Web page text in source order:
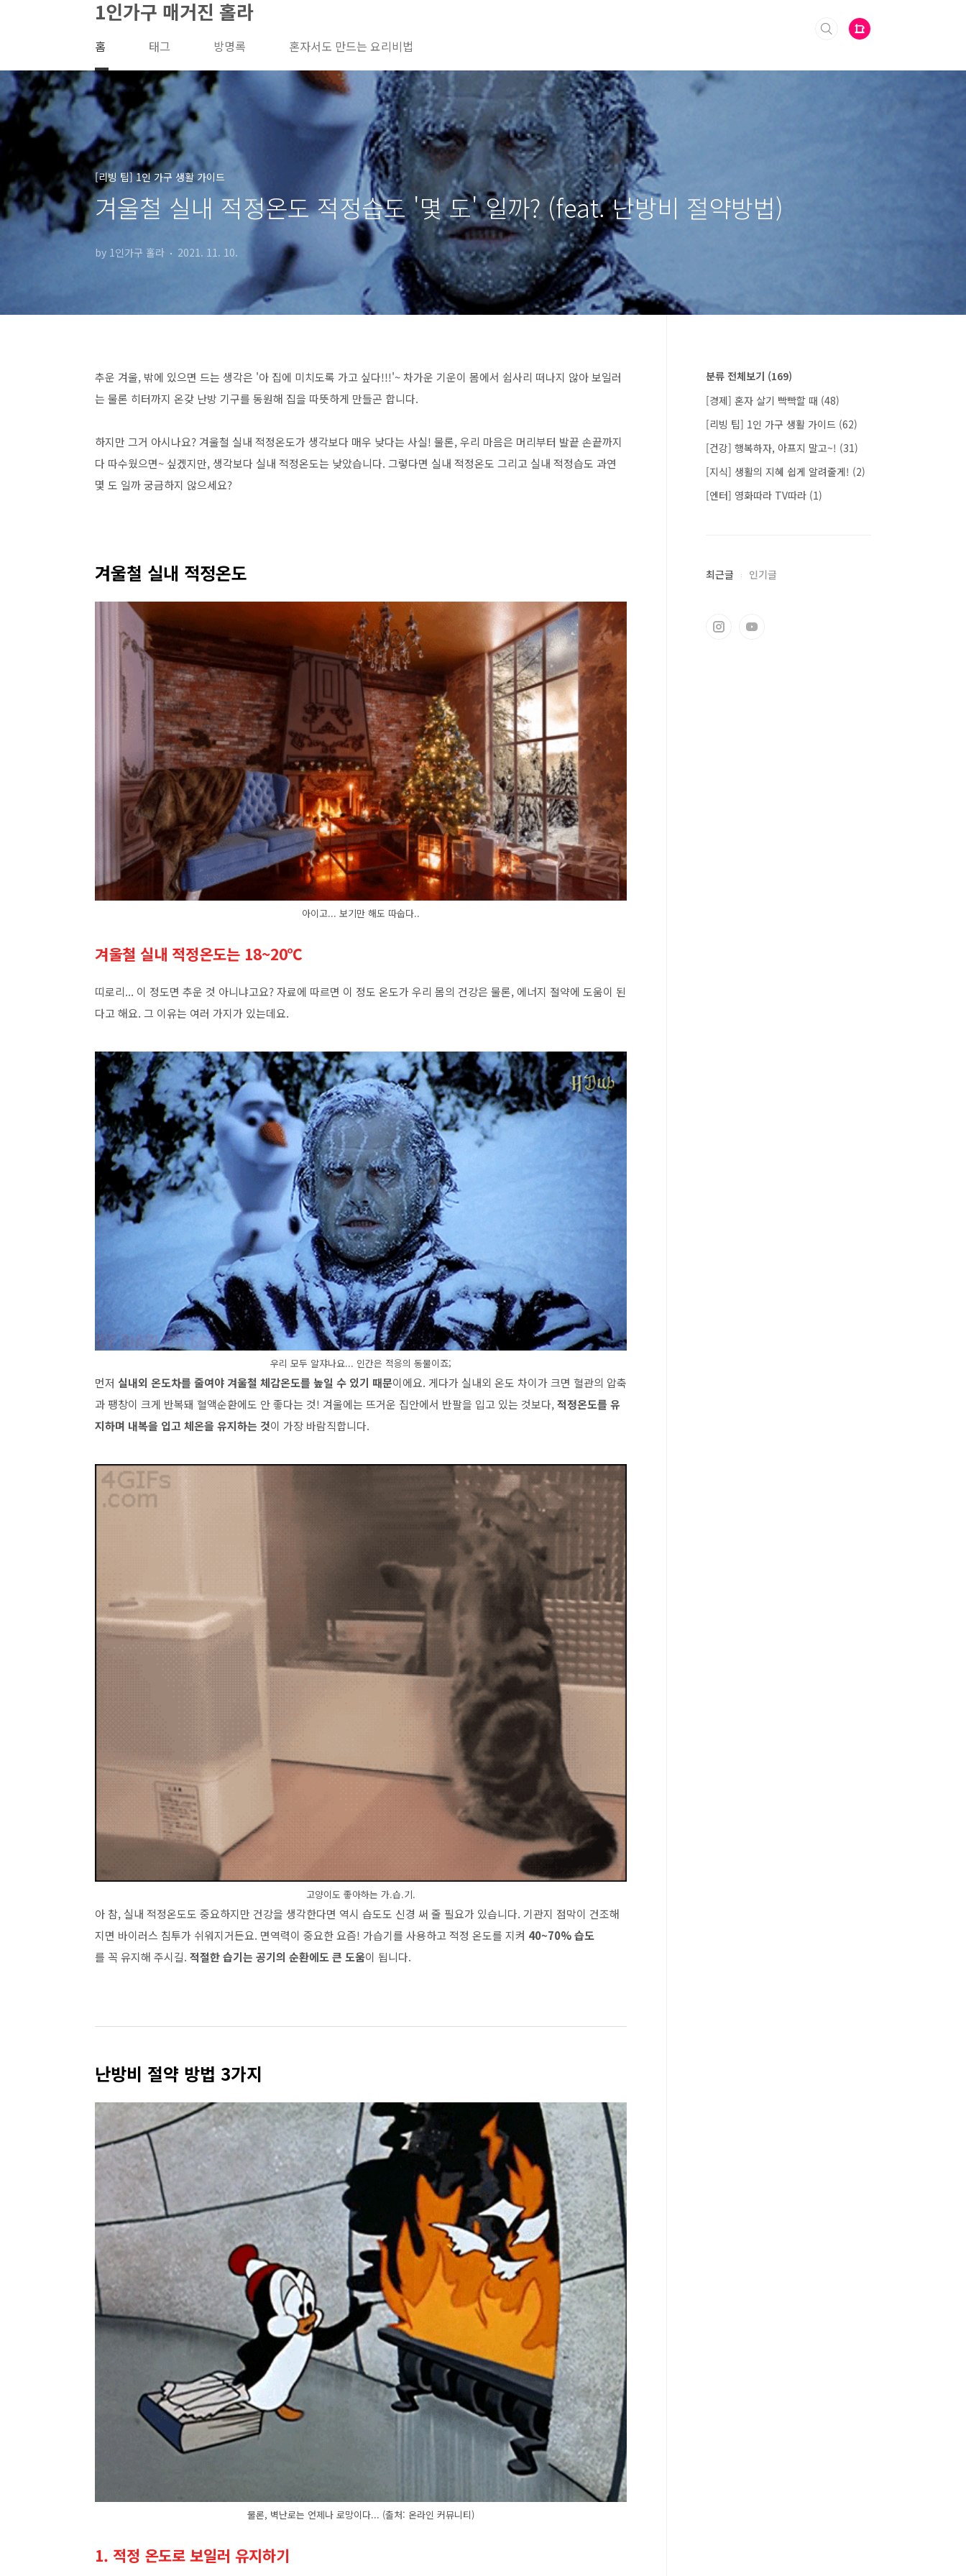
1인가구 매거진 홀라
홈 태그 방명록 혼자서도 만드는 요리비법
[리빙 팁] 1인 가구 생활 가이드
겨울철 실내 적정온도 적정습도 '몇 도' 일까? (feat. 난방비 절약방법)
by 1인가구 홀라 2021. 11. 10.
추운 겨울, 밖에 있으면 드는 생각은 '아 집에 미치도록 가고 싶다!!!'~ 차가운 기운이 몸에서 쉽사리 떠나지 않아 보일러
는 물론 히터까지 온갖 난방 기구를 동원해 집을 따뜻하게 만들곤 합니다.
하지만 그거 아시나요? 겨울철 실내 적정온도가 생각보다 매우 낮다는 사실! 물론, 우리 마음은 머리부터 발끝 손끝까지
다 따수웠으면~ 싶겠지만, 생각보다 실내 적정온도는 낮았습니다. 그렇다면 실내 적정온도 그리고 실내 적정습도 과연
몇 도 일까 궁금하지 않으세요?
겨울철 실내 적정온도
아이고... 보기만 해도 따숩다..
겨울철 실내 적정온도는 18~20℃
띠로리... 이 정도면 추운 것 아니냐고요? 자료에 따르면 이 정도 온도가 우리 몸의 건강은 물론, 에너지 절약에 도움이 된
다고 해요. 그 이유는 여러 가지가 있는데요.
우리 모두 알쟈나요... 인간은 적응의 동물이죠;
먼저 실내외 온도차를 줄여야 겨울철 체감온도를 높일 수 있기 때문이에요. 게다가 실내외 온도 차이가 크면 혈관의 압축
과 팽창이 크게 반복돼 혈액순환에도 안 좋다는 것! 겨울에는 뜨거운 집안에서 반팔을 입고 있는 것보다,적정온도를 유
지하며 내복을 입고 체온을 유지하는 것이 가장 바람직합니다.
고양이도 좋아하는 가.습.기.
아 참, 실내 적정온도도 중요하지만 건강을 생각한다면 역시 습도도 신경 써 줄 필요가 있습니다. 기관지 점막이 건조해
지면 바이러스 침투가 쉬워지거든요. 면역력이 중요한 요즘! 가습기를 사용하고 적정 온도를 지켜 40~70% 습도
를 꼭 유지해 주시길. 적절한 습기는 공기의 순환에도 큰 도움이 됩니다.
난방비 절약 방법 3가지
물론, 벽난로는 언제나 로망이다... (출처: 온라인 커뮤니티)
1. 적정 온도로 보일러 유지하기
분류 전체보기 (169)
[경제] 혼자 살기 빡빡할 때 (48)
[리빙 팁] 1인 가구 생활 가이드 (62)
[건강] 행복하자, 아프지 말고~! (31)
[지식] 생활의 지혜 쉽게 알려줄게! (2)
[엔터] 영화따라 TV따라 (1)
최근글 인기글